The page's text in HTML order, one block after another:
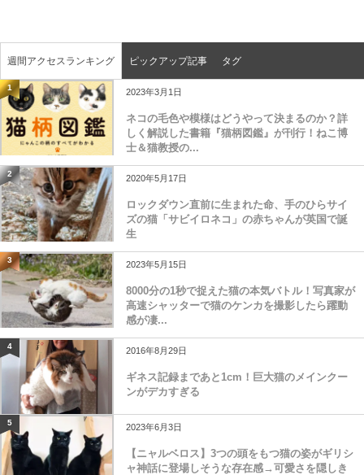
週間アクセスランキング ピックアップ記事 タグ
1 2023年3月1日
ネコの毛色や模様はどうやって決まるのか？詳
しく解説した書籍『猫柄図鑑』が刊行！ねこ博
士＆猫教授の...
2 2020年5月17日
ロックダウン直前に生まれた命、手のひらサイ
ズの猫「サビイロネコ」の赤ちゃんが英国で誕
生
3 2023年5月15日
8000分の1秒で捉えた猫の本気バトル！写真家が
高速シャッターで猫のケンカを撮影したら躍動
感が凄...
4 2016年8月29日
ギネス記録まであと1cm！巨大猫のメインクー
ンがデカすぎる
5 2023年6月3日
【ニャルベロス】3つの頭をもつ猫の姿がギリシ
ャ神話に登場しそうな存在感→可愛さを隠しき